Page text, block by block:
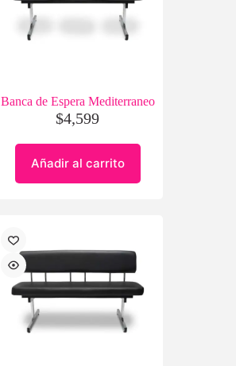
Banca de Espera Mediterraneo
$4,599
Añadir al carrito